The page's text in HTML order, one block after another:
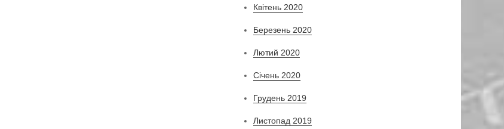
Квітень 2020
Березень 2020
Лютий 2020
Січень 2020
Грудень 2019
Листопад 2019